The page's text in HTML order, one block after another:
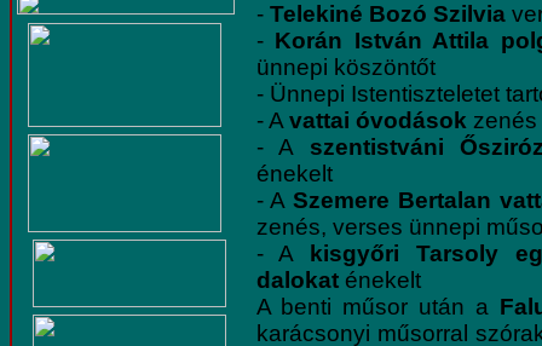
- Telekiné Bozó Szilvia
- Korán István Attila
ünnepi köszöntőt
- Ünnepi Istentiszteletet
- A vattai óvodások
- A szentistváni
énekelt
- A Szemere Bertalan
zenés, verses ünnepi
- A
kisgyőri Tarsoly
dalokaténekelt
A benti műsor után a
karácsonyi műsorral